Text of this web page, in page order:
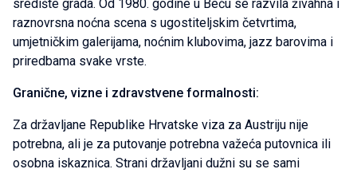
središte grada. Od 1980. godine u Beču se razvila živahna i
raznovrsna noćna scena s ugostiteljskim četvrtima,
umjetničkim galerijama, noćnim klubovima, jazz barovima i
priredbama svake vrste.
Granične, vizne i zdravstvene formalnosti:
Za državljane Republike Hrvatske viza za Austriju nije
potrebna, ali je za putovanje potrebna važeća putovnica ili
osobna iskaznica. Strani državljani dužni su se sami